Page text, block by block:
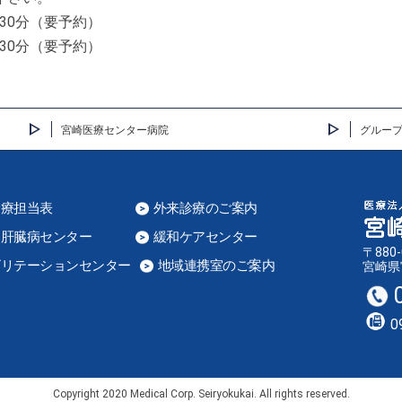
分（要予約）
分（要予約）
宮崎医療センター病院 グルー
担当表
外来診療のご案内
臓病センター
緩和ケアセンター
テーションセンター 地域連携室のご案内
〒
宮崎
Copyright 2020 Medical Corp. Seiryokukai. All rights reserved.